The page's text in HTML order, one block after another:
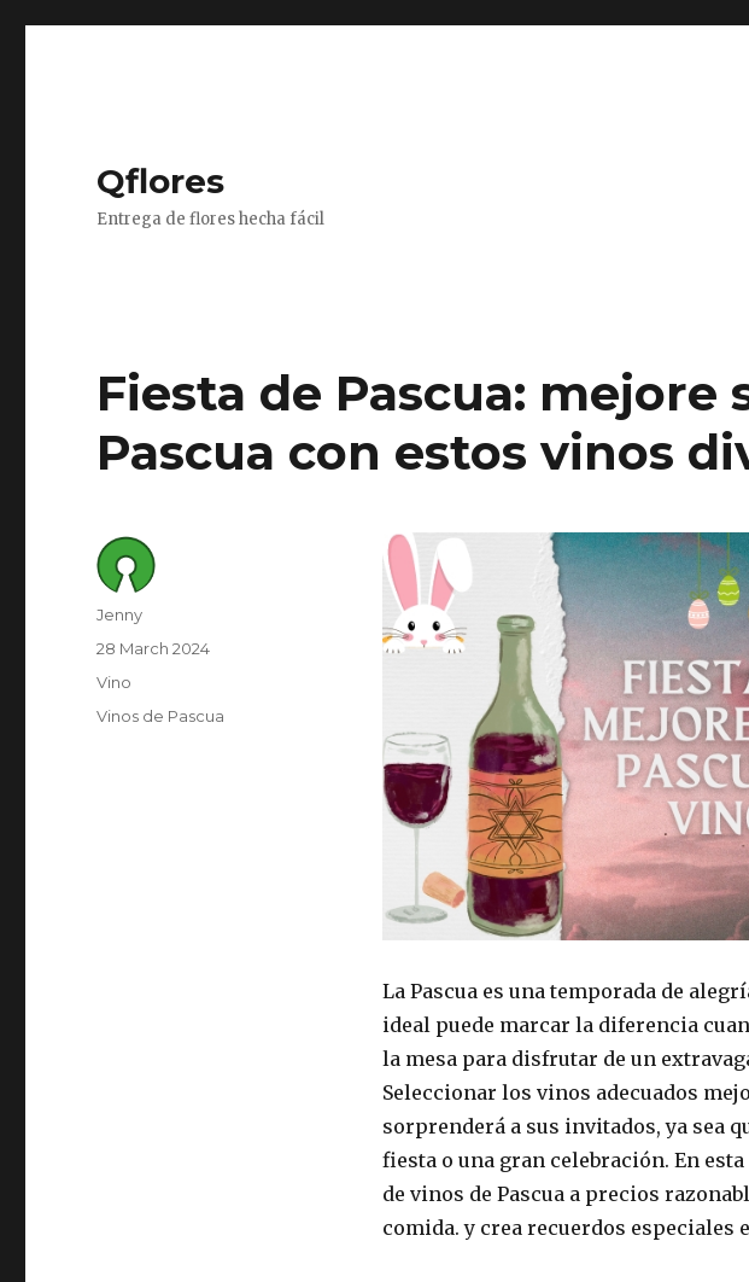
Qflores
Entrega de flores hecha fácil
Fiesta de Pascua: mejore
Pascua con estos vinos
La Pascua es una temporada de
ideal puede marcar la diferencia
la mesa para disfrutar de un
Seleccionar los vinos adecuados
sorprenderá a sus invitados, ya sea
fiesta o una gran celebración. En
de vinos de Pascua a precios
comida. y crea recuerdos especiales
Author
Jenny
Posted
on
28 March 2024
Category
Vino
Tags
Vinos de Pascua